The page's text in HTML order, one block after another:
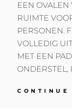
EEN OVALEN
RUIMTE
PERSONEN.
VOLLEDIG
MET EEN
ONDERSTEL,
CONTINUE